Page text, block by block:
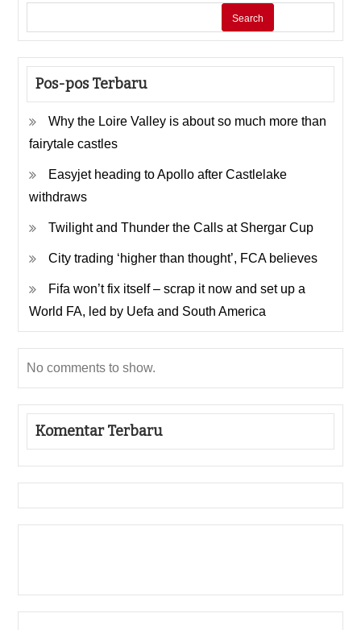
Search
Pos-pos Terbaru
Why the Loire Valley is about so much more than
fairytale castles
Easyjet heading to Apollo after Castlelake
withdraws
Twilight and Thunder the Calls at Shergar Cup
City trading ‘higher than thought’, FCA believes
Fifa won’t fix itself – scrap it now and set up a
World FA, led by Uefa and South America
No comments to show.
Komentar Terbaru